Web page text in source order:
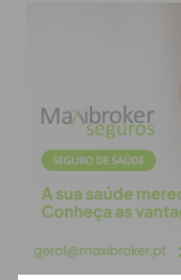
pedagógica
aposta na formação
essencial para
que inovador em
Com esta iniciativa,
compromisso com as
garantindo que o
acompanha as mais